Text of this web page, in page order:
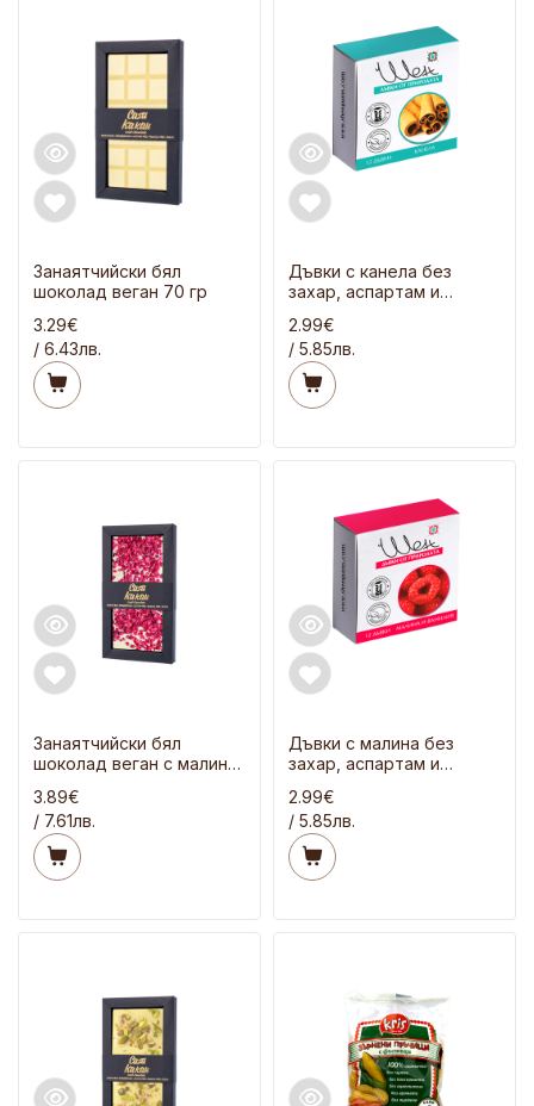
Занаятчийски бял
шоколад веган 70 гр
3.29€
/ 6.43лв.
Дъвки с канела без
захар, аспартам и
2.99€
/ 5.85лв.
Занаятчийски бял
шоколад веган с малини
3.89€
/ 7.61лв.
Дъвки с малина без
захар, аспартам и
2.99€
/ 5.85лв.